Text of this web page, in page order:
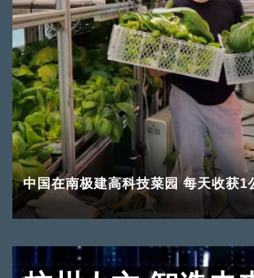
中国在南极建高科技菜园 每天收获1